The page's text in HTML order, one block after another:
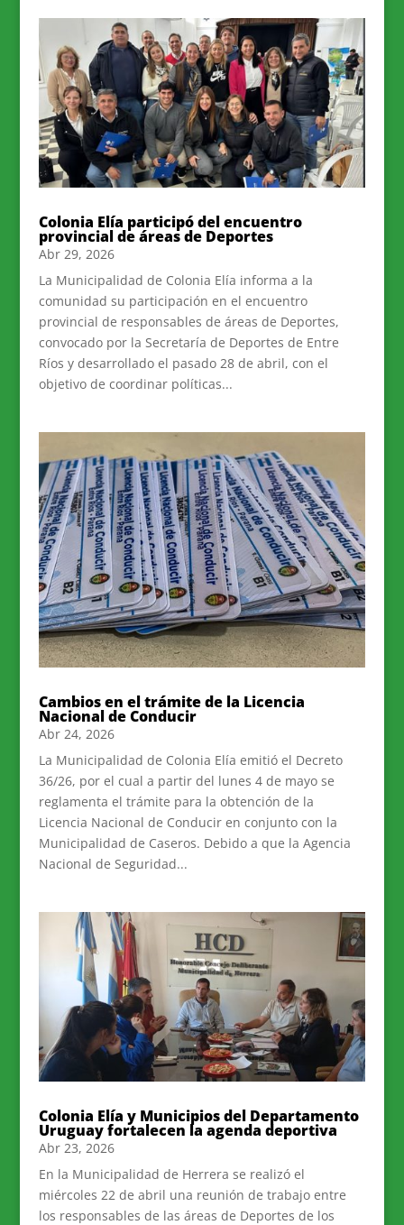
Colonia Elía participó del encuentro
provincial de áreas de Deportes
Abr 29, 2026
La Municipalidad de Colonia Elía informa a la
comunidad su participación en el encuentro
provincial de responsables de áreas de Deportes,
convocado por la Secretaría de Deportes de Entre
Ríos y desarrollado el pasado 28 de abril, con el
objetivo de coordinar políticas...
Cambios en el trámite de la Licencia
Nacional de Conducir
Abr 24, 2026
La Municipalidad de Colonia Elía emitió el Decreto
36/26, por el cual a partir del lunes 4 de mayo se
reglamenta el trámite para la obtención de la
Licencia Nacional de Conducir en conjunto con la
Municipalidad de Caseros. Debido a que la Agencia
Nacional de Seguridad...
Colonia Elía y Municipios del Departamento
Uruguay fortalecen la agenda deportiva
Abr 23, 2026
En la Municipalidad de Herrera se realizó el
miércoles 22 de abril una reunión de trabajo entre
los responsables de las áreas de Deportes de los